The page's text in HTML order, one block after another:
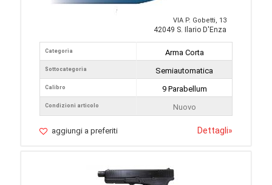
VIA P. Gobetti, 13
42049 S. Ilario D'Enza
Categoria
Sottocategoria
Calibro
Condizioni articolo
Arma Corta
Semiautomatica
9 Parabellum
Nuovo
aggiungi a preferiti Dettagli»